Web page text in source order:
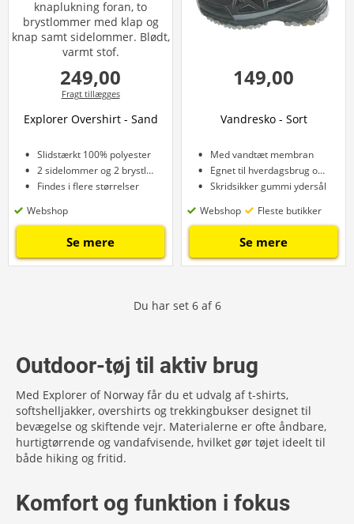
249,00
Fragt tillægges
Explorer Overshirt - Sand
Slidstærkt 100% polyester
2 sidelommer og 2 brystlommer
Findes i flere størrelser
Webshop
Se mere
149,00
Vandresko - Sort
Med vandtæt membran
Egnet til hverdagsbrug og ture
Skridsikker gummi ydersål
Webshop
Fleste butikker
Se mere
Du har set 6 af 6
Outdoor-tøj til aktiv brug
Med Explorer of Norway får du et udvalg af t-shirts,
softshelljakker, overshirts og trekkingbukser designet til
bevægelse og skiftende vejr. Materialerne er ofte åndbare,
hurtigtørrende og vandafvisende, hvilket gør tøjet ideelt til
både hiking og fritid.
Komfort og funktion i fokus